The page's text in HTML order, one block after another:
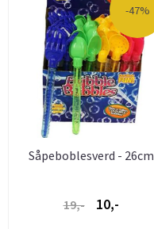
-47%
Såpeboblesverd - 26cm
19,- 10,-